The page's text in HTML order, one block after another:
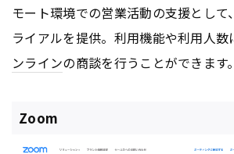
モート環境での営業活動の支援として
ライアルを提供。利用機能や利用人数
ンラインの商談を行うことができます。
Zoom